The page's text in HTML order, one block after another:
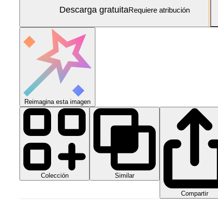
Descarga gratuitaRequiere atribución
Reimagina esta imagen
Colección Similar
Compartir